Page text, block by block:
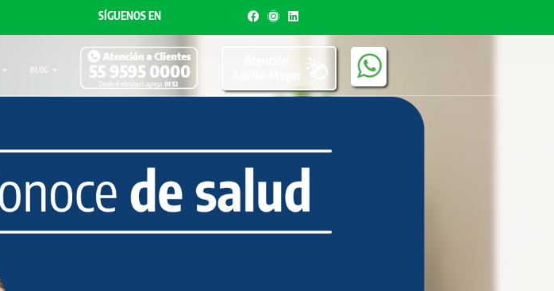
SÍGUENOS EN
BLOG